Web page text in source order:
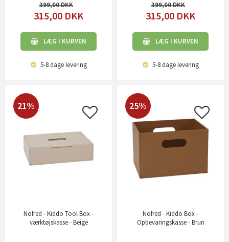
399,00
315,00 DKK
LÆG I KURVEN
5-8 dagelevering
399,00
315,00 DKK
LÆG I KURVEN
5-8 dagelevering
21%
Nofred - Kiddo Tool Box -
værktøjskasse - Beige
25%
Nofred - Kiddo Box -
Opbevaringskasse - Brun